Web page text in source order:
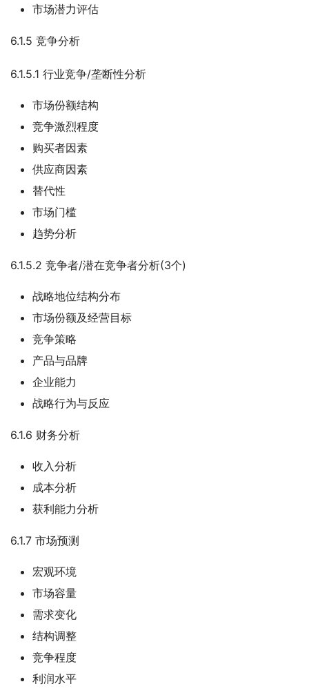
市场潜力评估
6.1.5 竞争分析
6.1.5.1 行业竞争/垄断性分析
市场份额结构
竞争激烈程度
购买者因素
供应商因素
替代性
市场门槛
趋势分析
6.1.5.2 竞争者/潜在竞争者分析(3个)
战略地位结构分布
市场份额及经营目标
竞争策略
产品与品牌
企业能力
战略行为与反应
6.1.6 财务分析
收入分析
成本分析
获利能力分析
6.1.7 市场预测
宏观环境
市场容量
需求变化
结构调整
竞争程度
利润水平